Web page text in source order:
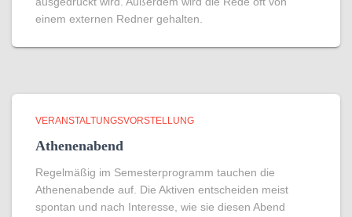
einem externen Redner gehalten.
VERANSTALTUNGSVORSTELLUNG
Athenenabend
Regelmäßig im Semesterprogramm tauchen die
Athenenabende auf. Die Aktiven entscheiden meist
spontan und nach Interesse, wie sie diesen Abend